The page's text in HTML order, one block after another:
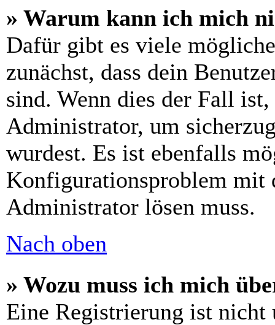
» Warum kann ich mich
Dafür gibt es viele
zunächst, dass dein
sind. Wenn dies der Fall
Administrator, um
wurdest. Es ist ebenfalls
Konfigurationsproblem mit
Administrator lösen muss.
Nach oben
» Wozu muss ich mich
Eine Registrierung ist